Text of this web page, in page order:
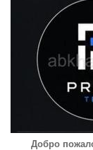
Добро